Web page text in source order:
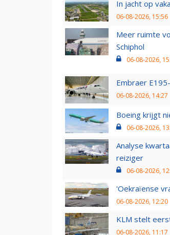
In jacht op
06-08-2026, 15:56
Meer ruimte
Schiphol
06-08-2026,
Embraer
06-08-2026, 14:27
Boeing krijgt
06-08-2026,
Analyse
reiziger
06-08-2026,
'Oekraïense
06-08-2026, 12:20
KLM stelt
06-08-2026, 11:17